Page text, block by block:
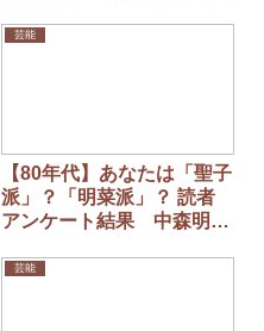
芸能
【80年代】あなたは「聖子
派」？「明菜派」？ 読者
アンケート結果 中森明菜
瞬にして虜になった」
芸能